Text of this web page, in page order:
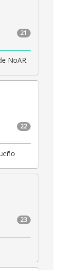
21
NoAR.
22
23